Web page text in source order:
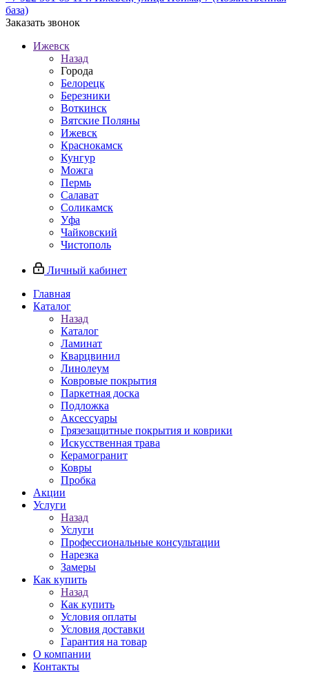
база)
Заказать звонок
Ижевск
Назад
Города
Белорецк
Березники
Воткинск
Вятские Поляны
Ижевск
Краснокамск
Кунгур
Можга
Пермь
Салават
Соликамск
Уфа
Чайковский
Чистополь
Личный кабинет
Главная
Каталог
Назад
Каталог
Ламинат
Кварцвинил
Линолеум
Ковровые покрытия
Паркетная доска
Подложка
Аксессуары
Грязезащитные покрытия и коврики
Искусственная трава
Керамогранит
Ковры
Пробка
Акции
Услуги
Назад
Услуги
Профессиональные консультации
Нарезка
Замеры
Как купить
Назад
Как купить
Условия оплаты
Условия доставки
Гарантия на товар
О компании
Контакты